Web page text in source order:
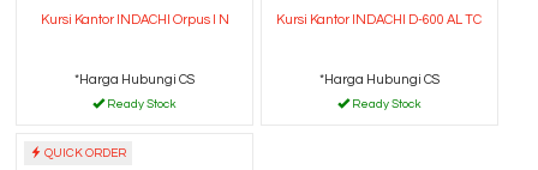
Kursi Kantor INDACHI Orpus I N
*Harga Hubungi CS
Ready Stock
Kursi Kantor INDACHI D-600 AL TC
*Harga Hubungi CS
Ready Stock
QUICK ORDER